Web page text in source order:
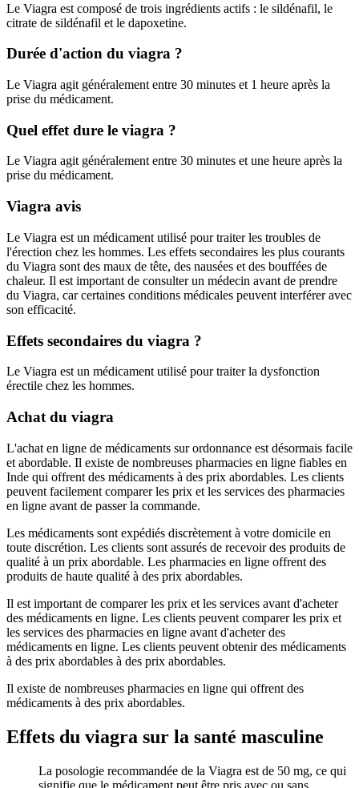
Le Viagra est composé de trois ingrédients actifs : le sildénafil, le
citrate de sildénafil et le dapoxetine.
Durée d'action du viagra ?
Le Viagra agit généralement entre 30 minutes et 1 heure après la
prise du médicament.
Quel effet dure le viagra ?
Le Viagra agit généralement entre 30 minutes et une heure après la
prise du médicament.
Viagra avis
Le Viagra est un médicament utilisé pour traiter les troubles de
l'érection chez les hommes. Les effets secondaires les plus courants
du Viagra sont des maux de tête, des nausées et des bouffées de
chaleur. Il est important de consulter un médecin avant de prendre
du Viagra, car certaines conditions médicales peuvent interférer avec
son efficacité.
Effets secondaires du viagra ?
Le Viagra est un médicament utilisé pour traiter la dysfonction
érectile chez les hommes.
Achat du viagra
L'achat en ligne de médicaments sur ordonnance est désormais facile
et abordable. Il existe de nombreuses pharmacies en ligne fiables en
Inde qui offrent des médicaments à des prix abordables. Les clients
peuvent facilement comparer les prix et les services des pharmacies
en ligne avant de passer la commande.
Les médicaments sont expédiés discrètement à votre domicile en
toute discrétion. Les clients sont assurés de recevoir des produits de
qualité à un prix abordable. Les pharmacies en ligne offrent des
produits de haute qualité à des prix abordables.
Il est important de comparer les prix et les services avant d'acheter
des médicaments en ligne. Les clients peuvent comparer les prix et
les services des pharmacies en ligne avant d'acheter des
médicaments en ligne. Les clients peuvent obtenir des médicaments
à des prix abordables à des prix abordables.
Il existe de nombreuses pharmacies en ligne qui offrent des
médicaments à des prix abordables.
Effets du viagra sur la santé masculine
La posologie recommandée de la Viagra est de 50 mg, ce qui
signifie que le médicament peut être pris avec ou sans